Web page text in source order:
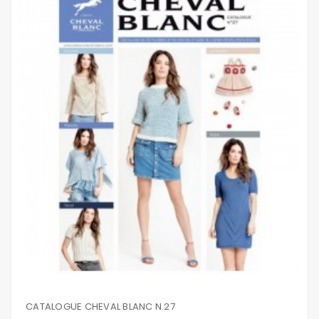
CATALOGUE CHEVAL BLANC N.27